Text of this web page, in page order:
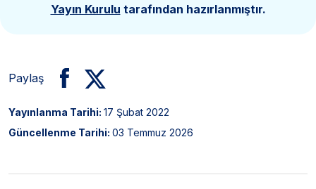
Yayın Kurulu tarafından hazırlanmıştır.
Paylaş
Yayınlanma Tarihi: 17 Şubat 2022
Güncellenme Tarihi: 03 Temmuz 2026